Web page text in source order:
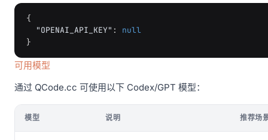
{
"OPENAI_API_KEY" :
null
}
可用模型
通过 QCode.cc 可使用以下 Codex/GPT 模型：
模型 说明 推荐场